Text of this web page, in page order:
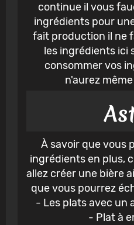
continue il vous
ingrédients pour
fait production il ne
les ingrédients ici
consommer vos
n'aurez
À savoir que vous
ingrédients en plus,
allez créer une bière
que vous pourrez
- Les plats avec un
- Plat à